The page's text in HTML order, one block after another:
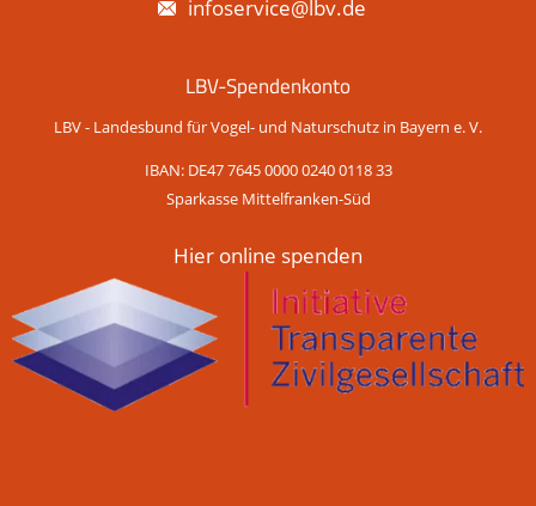
infoservice@lbv.de
LBV-Spendenkonto
LBV - Landesbund für Vogel- und Naturschutz in Bayern e. V.
IBAN: DE47 7645 0000 0240 0118 33
Sparkasse Mittelfranken-Süd
Hier online spenden